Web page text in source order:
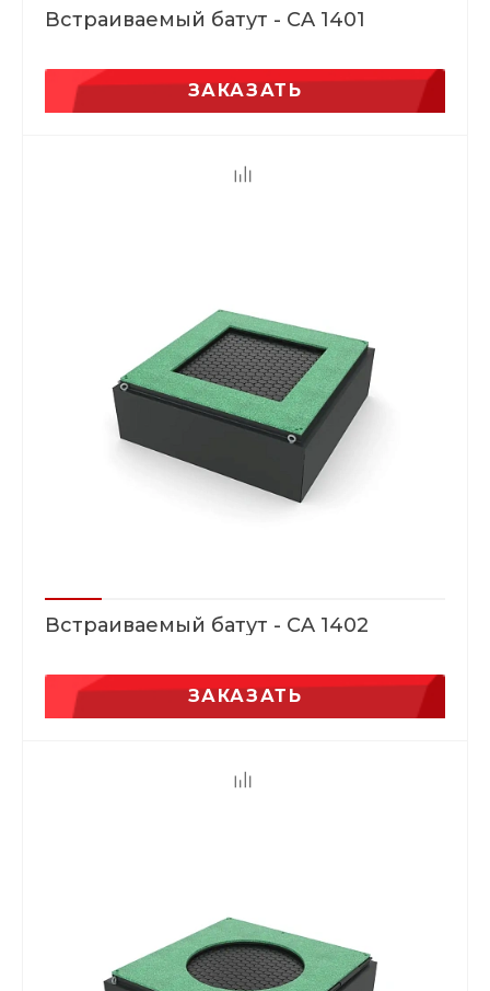
Встраиваемый батут - CA 1401
ЗАКАЗАТЬ
Встраиваемый батут - CA 1402
ЗАКАЗАТЬ